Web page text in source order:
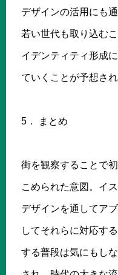
デザインの活用にも
若い世代も取り込む
イデンティティ形成
ていくことが予想され
5． まとめ
街を観察することで
こめられた意図。イ
デザインを通してア
してそれらに対応す
する普段は気にもし